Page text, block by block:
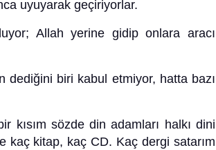
uyuyarak geçiriyorlar.
Allah yerine gidip onlara aracı
dediğini biri kabul etmiyor, hatta bazı
kısım sözde din adamları halkı dini
kaç kitap, kaç CD. Kaç dergi satarım